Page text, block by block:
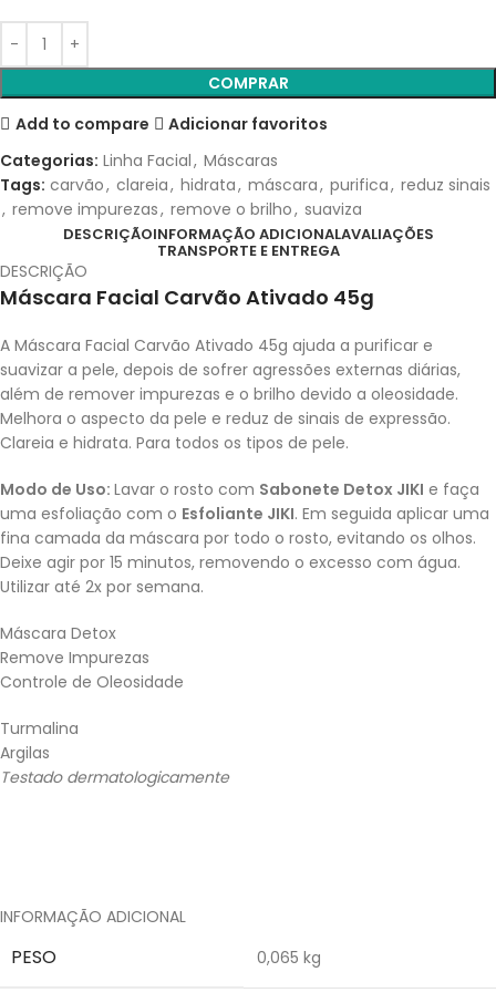
COMPRAR
Add to compare
Adicionar favoritos
Categorias: Linha Facial, Máscaras
Tags: carvão, clareia, hidrata, máscara, purifica, reduz sinais
, remove impurezas, remove o brilho, suaviza
DESCRIÇÃOINFORMAÇÃO ADICIONALAVALIAÇÕES
TRANSPORTE E ENTREGA
DESCRIÇÃO
Máscara Facial Carvão Ativado 45g
A Máscara Facial Carvão Ativado 45g ajuda a purificar e
suavizar a pele, depois de sofrer agressões externas diárias,
além de remover impurezas e o brilho devido a oleosidade.
Melhora o aspecto da pele e reduz de sinais de expressão.
Clareia e hidrata. Para todos os tipos de pele.
Modo de Uso: Lavar o rosto com Sabonete Detox JIKI e faça
uma esfoliação com o Esfoliante JIKI. Em seguida aplicar uma
fina camada da máscara por todo o rosto, evitando os olhos.
Deixe agir por 15 minutos, removendo o excesso com água.
Utilizar até 2x por semana.
Máscara Detox
Remove Impurezas
Controle de Oleosidade
Turmalina
Argilas
Testado dermatologicamente
INFORMAÇÃO ADICIONAL
PESO 0,065 kg